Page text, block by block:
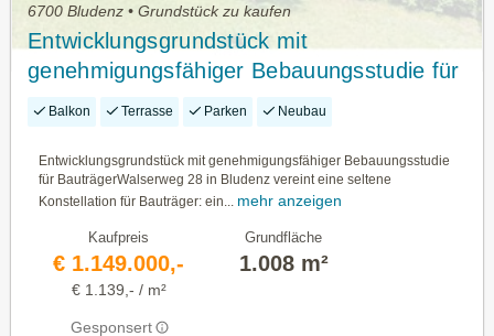
6700 Bludenz • Grundstück zu kaufen
Entwicklungsgrundstück mit
genehmigungsfähiger Bebauungsstudie für
Bauträger
Balkon Terrasse Parken Neubau
Entwicklungsgrundstück mit genehmigungsfähiger Bebauungsstudie
für BauträgerWalserweg 28 in Bludenz vereint eine seltene
Konstellation für Bauträger: ein... mehr anzeigen
Kaufpreis
€ 1.149.000,-
€ 1.139,- / m²
Gesponsert
Grundfläche
1.008 m²